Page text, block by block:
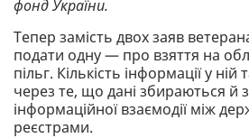
фонд України.
Тепер замість двох заяв
подати одну — про взяття на
пільг. Кількість інформації у
через те, що дані збираються й
інформаційної взаємодії між
реєстрами.